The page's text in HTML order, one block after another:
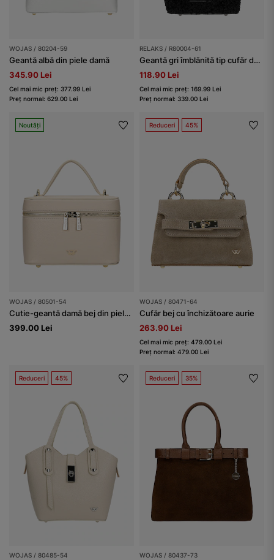
WOJAS / 80204-59
Geantă albă din piele damă
345.90 Lei
Cel mai mic preț: 377.99 Lei
Preț normal: 629.00 Lei
RELAKS / R80004-61
Geantă gri îmblănită tip cufăr damă RELAKS
118.90 Lei
Cel mai mic preț: 169.99 Lei
Preț normal: 339.00 Lei
Noutăți
WOJAS / 80501-54
Cutie-geantă damă bej din piele naturală netedă
399.00 Lei
Reduceri 45%
WOJAS / 80471-64
Cufăr bej cu închizătoare aurie
263.90 Lei
Cel mai mic preț: 479.00 Lei
Preț normal: 479.00 Lei
Reduceri 45%
WOJAS / 80485-54
Reduceri 35%
WOJAS / 80437-73